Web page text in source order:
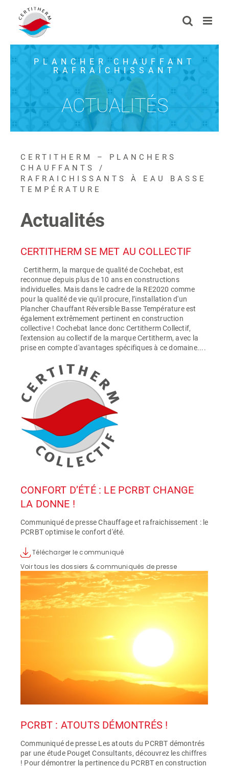
contenu
PLANCHER CHAUFFANT
RAFRAÎCHISSANT
ACTUALITÉS
CERTITHERM – PLANCHERS
CHAUFFANTS /
RAFRAICHISSANTS À EAU BASSE
TEMPÉRATURE
Actualités
CERTITHERM SE MET AU COLLECTIF
Certitherm, la marque de qualité de Cochebat, est
reconnue depuis plus de 10 ans en constructions
individuelles. Mais dans le cadre de la RE2020 comme
pour la qualité de vie qu'il procure, l’installation d'un
Plancher Chauffant Réversible Basse Température est
également extrêmement pertinent en construction
collective ! Cochebat lance donc Certitherm Collectif,
l'extension au collectif de la marque Certitherm, avec la
prise en compte d'avantages spécifiques à ce domaine....
CONFORT D’ÉTÉ : LE PCRBT CHANGE
LA DONNE !
Communiqué de presse Chauffage et rafraichissement : le
PCRBT optimise le confort d'été.
Télécharger le communiqué
Voir tous les dossiers & communiqués de presse
PCRBT : ATOUTS DÉMONTRÉS !
Communiqué de presse Les atouts du PCRBT démontrés
par une étude Pouget Consultants, découvrez les chiffres
! Pour démontrer la pertinence du PCRBT en construction